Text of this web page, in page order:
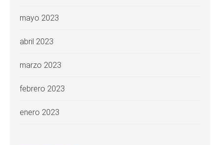
mayo 2023
abril 2023
marzo 2023
febrero 2023
enero 2023